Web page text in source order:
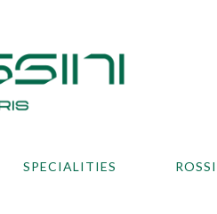
SPECIALITIES